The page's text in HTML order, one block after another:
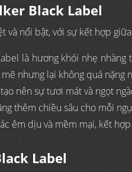
Black Label
và nổi bật, với sự kết hợp
là hương khói nhẹ nhàng
nhưng lại không quá nặng
nên sự tươi mát và ngọt
thêm chiều sâu cho mỗi
êm dịu và mềm mại, kết
Label